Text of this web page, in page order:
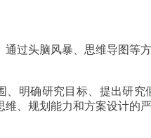
过头脑风暴、思维导图等
明确研究目标、提出研
、规划能力和方案设计的严